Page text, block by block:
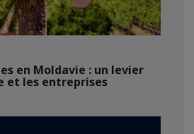
en Moldavie : un levier
et les entreprises